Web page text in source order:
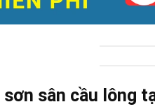
sân cầu lông